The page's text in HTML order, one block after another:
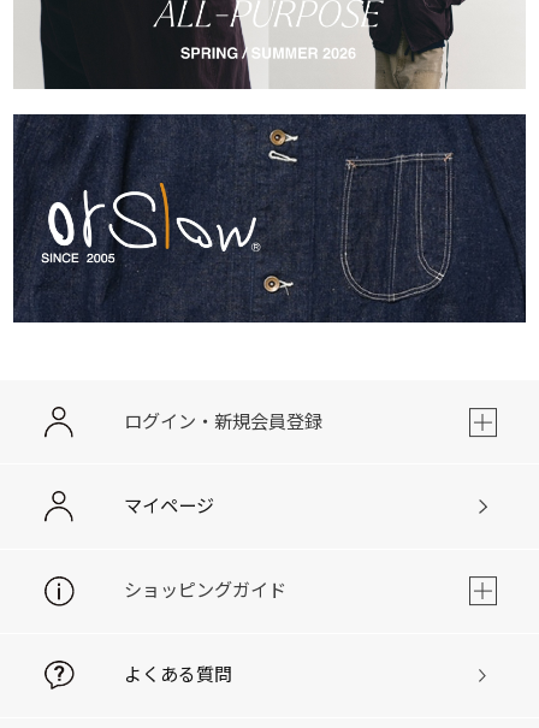
ログイン・新規会員登録
マイページ
ショッピングガイド
よくある質問